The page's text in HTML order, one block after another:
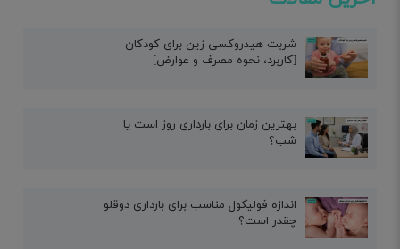
شربت هیدروکسی زین برای کودکان
[کاربرد، نحوه مصرف و عوارض]
بهترین زمان برای بارداری روز است یا
شب؟
اندازه فولیکول مناسب برای بارداری دوقلو
چقدر است؟